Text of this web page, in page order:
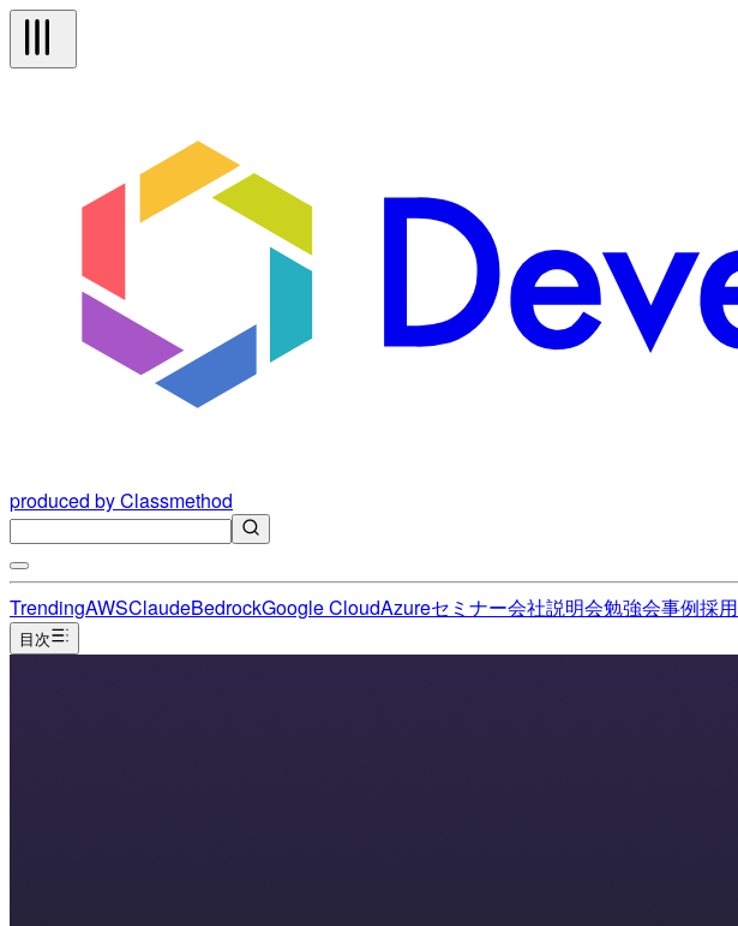
produced by Classmethod
TrendingAWSClaudeBedrockGoogle CloudAzureセミナー会社説明会勉強会事例採用
目次